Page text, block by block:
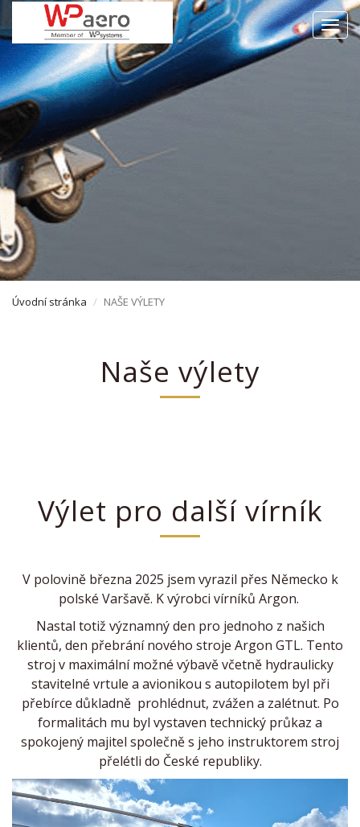
Úvodní stránka NAŠE VÝLETY
Naše výlety
Výlet pro další vírník
V polovině března 2025 jsem vyrazil přes Německo k
polské Varšavě. K výrobci vírníků Argon.
Nastal totiž významný den pro jednoho z našich
klientů, den přebrání nového stroje Argon GTL. Tento
stroj v maximální možné výbavě včetně hydraulicky
stavitelné vrtule a avionikou s autopilotem byl při
přebírce důkladně prohlédnut, zvážen a zalétnut. Po
formalitách mu byl vystaven technický průkaz a
spokojený majitel společně s jeho instruktorem stroj
přelétli do České republiky.